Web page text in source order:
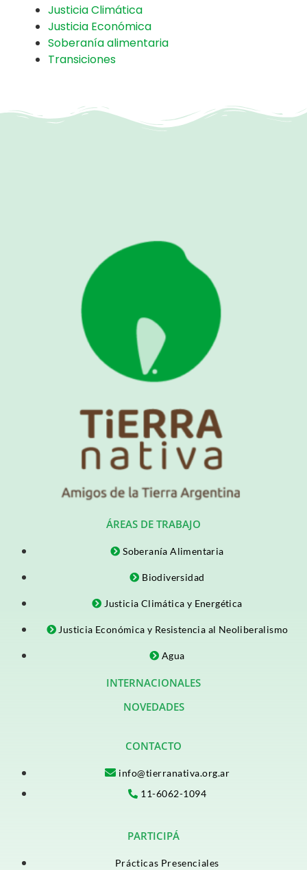
Justicia Climática
Justicia Económica
Soberanía alimentaria
Transiciones
ÁREAS DE TRABAJO
Soberanía Alimentaria
Biodiversidad
Justicia Climática y Energética
Justicia Económica y Resistencia al Neoliberalismo
Agua
INTERNACIONALES
NOVEDADES
CONTACTO
info@tierranativa.org.ar
11-6062-1094
PARTICIPÁ
Prácticas Presenciales